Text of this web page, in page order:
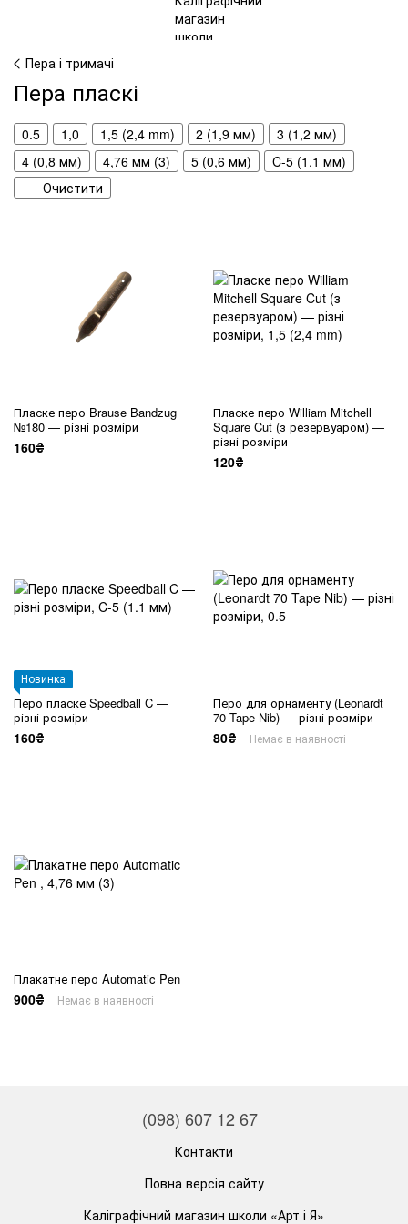
Пера і тримачі
Пера пласкі
0.5 1,0 1,5 (2,4 mm) 2 (1,9 мм)
3 (1,2 мм)
4 (0,8 мм)
4,76 мм (3) 5 (0,6 мм)
C-5 (1.1 мм)
Очистити
Пласке перо Brause Bandzug
№180 — різні розміри
160₴
Пласке перо William Mitchell
Square Cut (з резервуаром) —
різні розміри
120₴
Новинка
Перо пласке Speedball C —
різні розміри
160₴
Перо для орнаменту (Leonardt
70 Tape Nib) — різні розміри
80₴ Немає в наявності
Плакатне перо Automatic Pen
900₴ Немає в наявності
(098) 607 12 67
Контакти
Повна версія сайту
Каліграфічний магазин школи «Арт і Я»